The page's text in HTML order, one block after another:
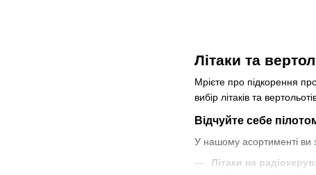
Літаки та
Мрієте про підкорення
вибір літаків та
Відчуйте себе
У нашому асортименті ви
Літаки на